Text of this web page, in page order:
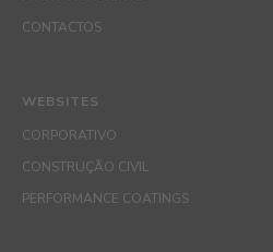
CONTACTOS
WEBSITES
CORPORATIVO
CONSTRUÇÃO CIVIL
PERFORMANCE COATINGS